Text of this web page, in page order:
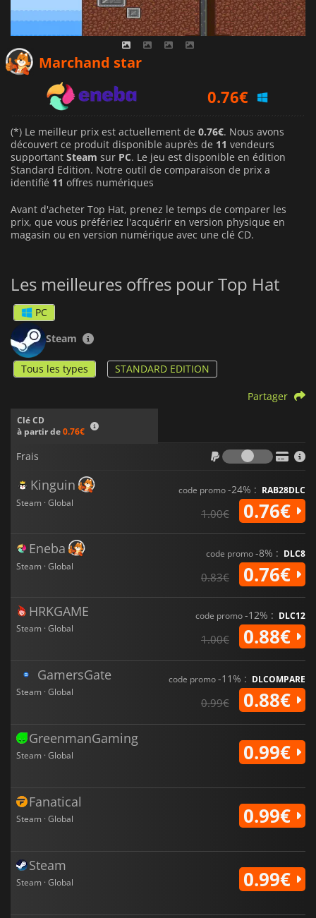
Marchand star
0.76€
0.88€
(*) Le meilleur prix est actuellement de 0.76€. Nous avons
découvert ce produit disponible auprès de 11 vendeurs
supportant Steam sur PC. Le jeu est disponible en édition
Standard Edition. Notre outil de comparaison de prix a
identifié 11 offres numériques
Avant d'acheter Top Hat, prenez le temps de comparer les
prix, que vous préfériez l'acquérir en version physique en
magasin ou en version numérique avec une clé CD.
Les meilleures offres pour Top Hat
PC
Steam
Tous les types STANDARD EDITION
Clé CD
à partir de0.76€
Partager
Frais
Frais
Kinguin
Steam · Global
code promo-24% : RAB28DLC
1.00€ 0.76€
Eneba
Steam · Global
code promo-8% : DLC8
0.83€ 0.76€
HRKGAME
Steam · Global
code promo-12% : DLC12
1.00€ 0.88€
GamersGate
Steam · Global
code promo-11% : DLCOMPARE
0.99€ 0.88€
GreenmanGaming
Steam · Global 0.99€
Fanatical
Steam · Global 0.99€
Steam
Steam · Global 0.99€